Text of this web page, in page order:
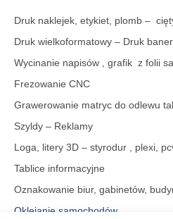
Druk naklejek, etykiet, plomb –
Druk wielkoformatowy – Druk
Wycinanie napisów , grafik z folii
Frezowanie CNC
Grawerowanie matryc do odlewu
Szyldy – Reklamy
Loga, litery 3D – styrodur , plexi,
Tablice informacyjne
Oznakowanie biur, gabinetów,
Oklejanie samochodów